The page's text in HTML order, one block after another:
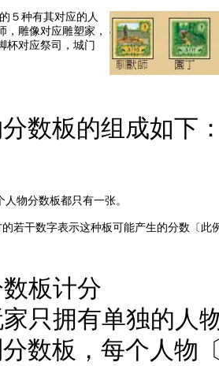
５种有其对应的人
，雕像对应雕塑家，
杯对应祭司，城门
数板的组成如下
人物分数板都只有一张。
的若干数字表示这种板可能产生的分数〔此
板计分
只拥有单独的人
数板，每个人物